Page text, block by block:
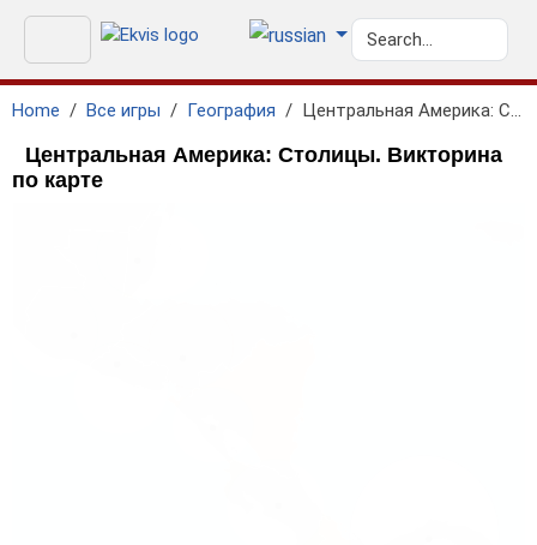
Home Все игры География Центральная Америка: Столицы
Центральная Америка: Столицы. Викторина
по карте